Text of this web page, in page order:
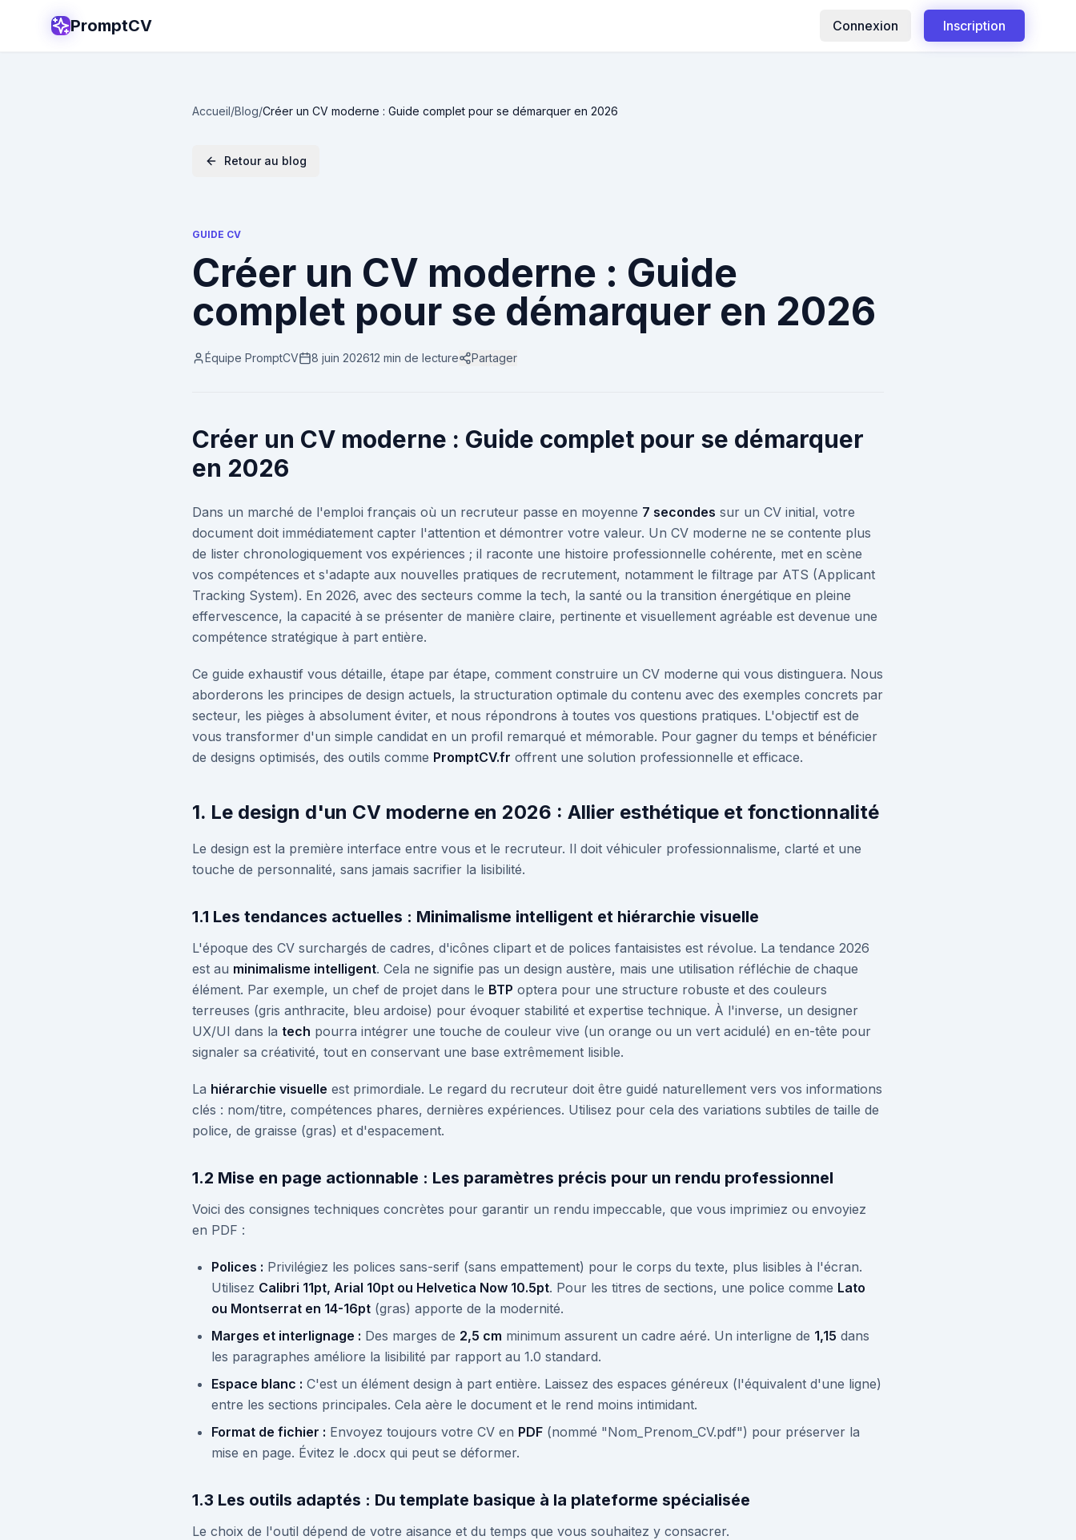
PromptCV Connexion Inscription
Accueil/Blog/Créer un CV moderne : Guide complet pour se démarquer en 2026
Retour au blog
GUIDE CV
Créer un CV moderne : Guide
complet pour se démarquer en 2026
Équipe PromptCV 8 juin 202612 min de lecture Partager
Créer un CV moderne : Guide complet pour se démarquer
en 2026
Dans un marché de l'emploi français où un recruteur passe en moyenne 7 secondes sur un CV initial, votre
document doit immédiatement capter l'attention et démontrer votre valeur. Un CV moderne ne se contente plus
de lister chronologiquement vos expériences ; il raconte une histoire professionnelle cohérente, met en scène
vos compétences et s'adapte aux nouvelles pratiques de recrutement, notamment le filtrage par ATS (Applicant
Tracking System). En 2026, avec des secteurs comme la tech, la santé ou la transition énergétique en pleine
effervescence, la capacité à se présenter de manière claire, pertinente et visuellement agréable est devenue une
compétence stratégique à part entière.
Ce guide exhaustif vous détaille, étape par étape, comment construire un CV moderne qui vous distinguera. Nous
aborderons les principes de design actuels, la structuration optimale du contenu avec des exemples concrets par
secteur, les pièges à absolument éviter, et nous répondrons à toutes vos questions pratiques. L'objectif est de
vous transformer d'un simple candidat en un profil remarqué et mémorable. Pour gagner du temps et bénéficier
de designs optimisés, des outils comme PromptCV.fr offrent une solution professionnelle et efficace.
1. Le design d'un CV moderne en 2026 : Allier esthétique et fonctionnalité
Le design est la première interface entre vous et le recruteur. Il doit véhiculer professionnalisme, clarté et une
touche de personnalité, sans jamais sacrifier la lisibilité.
1.1 Les tendances actuelles : Minimalisme intelligent et hiérarchie visuelle
L'époque des CV surchargés de cadres, d'icônes clipart et de polices fantaisistes est révolue. La tendance 2026
est au minimalisme intelligent. Cela ne signifie pas un design austère, mais une utilisation réfléchie de chaque
élément. Par exemple, un chef de projet dans le BTP optera pour une structure robuste et des couleurs
terreuses (gris anthracite, bleu ardoise) pour évoquer stabilité et expertise technique. À l'inverse, un designer
UX/UI dans la tech pourra intégrer une touche de couleur vive (un orange ou un vert acidulé) en en-tête pour
signaler sa créativité, tout en conservant une base extrêmement lisible.
La hiérarchie visuelle est primordiale. Le regard du recruteur doit être guidé naturellement vers vos informations
clés : nom/titre, compétences phares, dernières expériences. Utilisez pour cela des variations subtiles de taille de
police, de graisse (gras) et d'espacement.
1.2 Mise en page actionnable : Les paramètres précis pour un rendu professionnel
Voici des consignes techniques concrètes pour garantir un rendu impeccable, que vous imprimiez ou envoyiez
en PDF :
Polices : Privilégiez les polices sans-serif (sans empattement) pour le corps du texte, plus lisibles à l'écran.
Utilisez Calibri 11pt, Arial 10pt ou Helvetica Now 10.5pt. Pour les titres de sections, une police comme Lato
ou Montserrat en 14-16pt (gras) apporte de la modernité.
Marges et interlignage : Des marges de 2,5 cm minimum assurent un cadre aéré. Un interligne de 1,15 dans
les paragraphes améliore la lisibilité par rapport au 1.0 standard.
Espace blanc : C'est un élément design à part entière. Laissez des espaces généreux (l'équivalent d'une ligne)
entre les sections principales. Cela aère le document et le rend moins intimidant.
Format de fichier : Envoyez toujours votre CV en PDF (nommé "Nom_Prenom_CV.pdf") pour préserver la
mise en page. Évitez le .docx qui peut se déformer.
1.3 Les outils adaptés : Du template basique à la plateforme spécialisée
Le choix de l'outil dépend de votre aisance et du temps que vous souhaitez y consacrer.